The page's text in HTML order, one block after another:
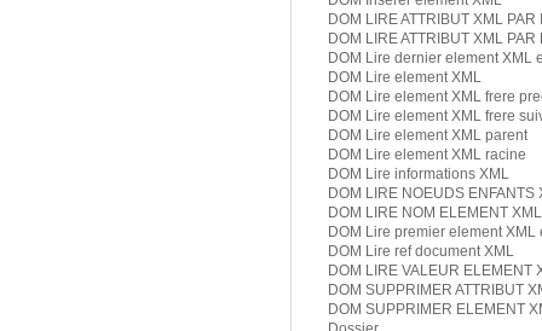
DOM LIRE ATTRIBUT XML PAR
DOM LIRE ATTRIBUT XML PAR
DOM Lire dernier element XML
DOM Lire element XML
DOM Lire element XML frere
DOM Lire element XML frere
DOM Lire element XML parent
DOM Lire element XML racine
DOM Lire informations XML
DOM LIRE NOEUDS ENFANTS
DOM LIRE NOM ELEMENT XML
DOM Lire premier element XML
DOM Lire ref document XML
DOM LIRE VALEUR ELEMENT
DOM SUPPRIMER ATTRIBUT
DOM SUPPRIMER ELEMENT